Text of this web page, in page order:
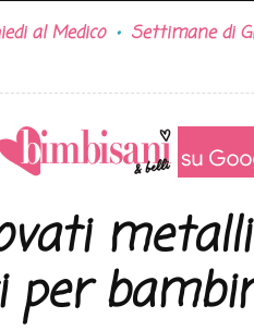
al Medico Settimane di